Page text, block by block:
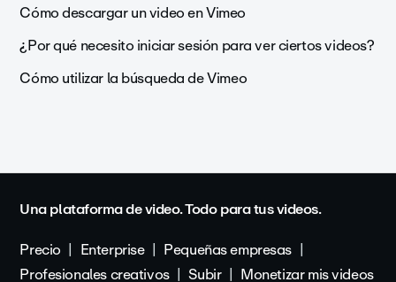
Cómo descargar un video en Vimeo
¿Por qué necesito iniciar sesión para ver ciertos videos?
Cómo utilizar la búsqueda de Vimeo
Una plataforma de video. Todo para tus videos.
Precio
Enterprise
Pequeñas empresas
Profesionales creativos
Subir Monetizar mis videos